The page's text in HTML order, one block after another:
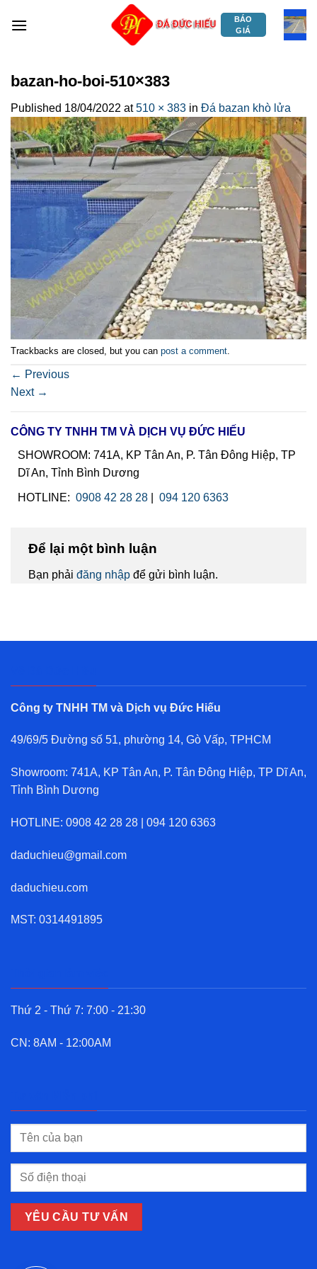
BÁO
GIÁ
bazan-ho-boi-510×383
Published 18/04/2022 at510 × 383 in Đá bazan khò lửa
Trackbacks are closed, but you can post a comment.
← Previous
Next →
CÔNG TY TNHH TM VÀ DỊCH VỤ ĐỨC HIẾU
SHOWROOM: 741A, KP Tân An, P. Tân Đông Hiệp, TP
Dĩ An, Tỉnh Bình Dương
HOTLINE: 0908 42 28 28 094 120 6363
Để lại một bình luận
Bạn phải đăng nhập để gửi bình luận.
Công ty TNHH TM và Dịch vụ Đức Hiếu
49/69/5 Đường số 51, phường 14, Gò Vấp, TPHCM
Showroom: 741A, KP Tân An, P. Tân Đông Hiệp, TP Dĩ An,
Tỉnh Bình Dương
HOTLINE: 0908 42 28 28 094 120 6363
daduchieu@gmail.com
daduchieu.com
MST: 0314491895
Thứ 2 - Thứ 7: 7:00 - 21:30
CN: 8AM - 12:00AM